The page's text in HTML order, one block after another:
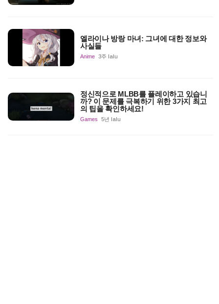
엘라이나 방랑 마녀: 그녀에 대한 정보와
사실들
Anime 3주 lalu
정신적으로 MLBB를 플레이하고 있습니
까? 이 문제를 극복하기 위한 3가지 최고
의 팁을 확인하세요!
Games 5년 lalu